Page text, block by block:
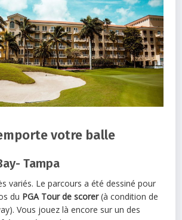
votre balle
Tampa
variés. Le parcours a été dessiné pour
du PGA Tour de scorer(à condition de
Vous jouez là encore sur un des